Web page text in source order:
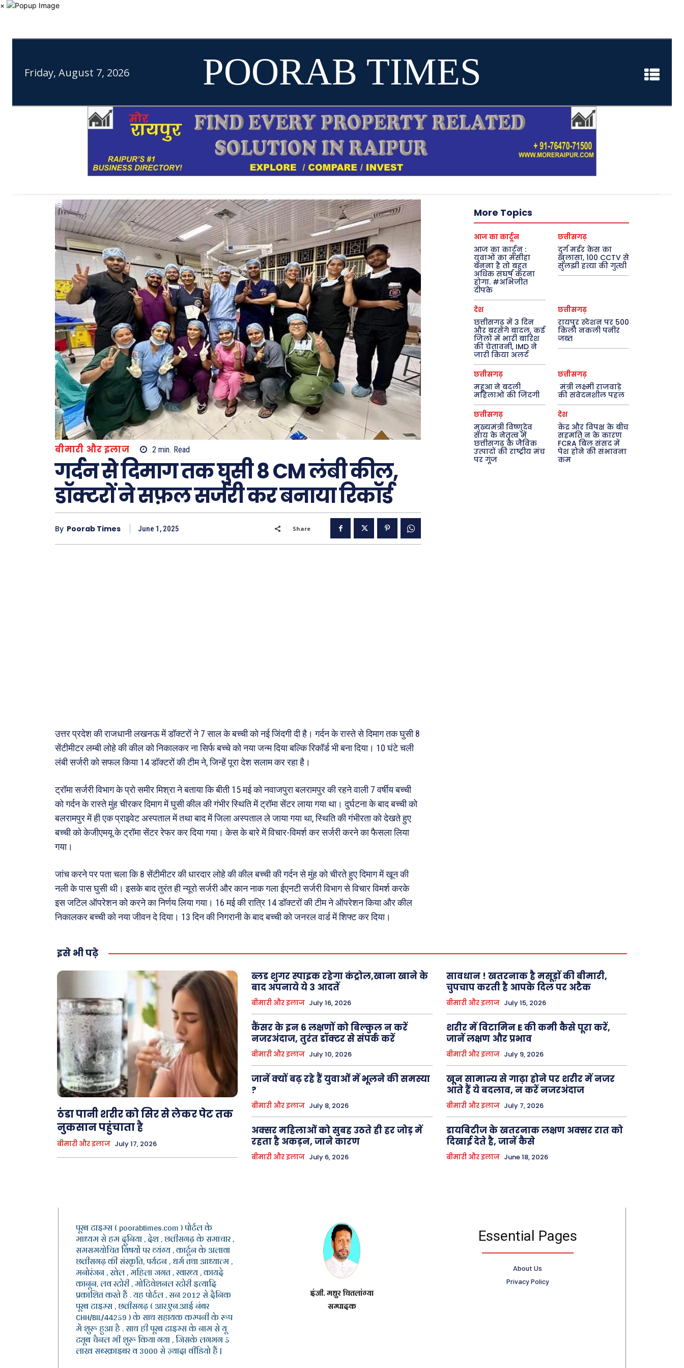
Type here...
अजब-ग़ज़ब
पर्यटन
Tech
Laptops
Mobiles
कैरियर और शिक्षा
Finance
महिला जगत
Privacy Policy
×
Friday, August 7, 2026 POORAB TIMES
बीमारी और इलाज 2 min. Read
गर्दन से दिमाग तक घुसी 8 CM लंबी कील,
डॉक्टरों ने सफ़ल सर्जरी कर बनाया रिकॉर्ड
By Poorab Times June 1, 2025 Share
उत्तर प्रदेश की राजधानी लखनऊ में डॉक्टरों ने 7 साल के बच्ची को नई जिंदगी दी है। गर्दन के रास्ते से दिमाग तक घुसी 8
सेंटीमीटर लम्बी लोहे की कील को निकालकर ना सिर्फ बच्चे को नया जन्म दिया बल्कि रिकॉर्ड भी बना दिया। 10 घंटे चली
लंबी सर्जरी को सफल किया 14 डॉक्टरों की टीम ने, जिन्हें पूरा देश सलाम कर रहा है।
ट्रॉमा सर्जरी विभाग के प्रो समीर मिश्रा ने बताया कि बीती 15 मई को नवाजपुरा बलरामपुर की रहने वाली 7 वर्षीय बच्ची
को गर्दन के रास्ते मुंह चीरकर दिमाग में घुसी कील की गंभीर स्थिति में ट्रॉमा सेंटर लाया गया था। दुर्घटना के बाद बच्ची को
बलरामपुर में ही एक प्राइवेट अस्पताल में तथा बाद में जिला अस्पताल ले जाया गया था, स्थिति की गंभीरता को देखते हुए
बच्ची को केजीएमयू के ट्रॉमा सेंटर रेफर कर दिया गया। केस के बारे में विचार-विमर्श कर सर्जरी करने का फैसला लिया
गया।
जांच करने पर पता चला कि 8 सेंटीमीटर की धारदार लोहे की कील बच्ची की गर्दन से मुंह को चीरते हुए दिमाग में खून की
नली के पास घुसी थी। इसके बाद तुरंत ही न्यूरो सर्जरी और कान नाक गला ईएनटी सर्जरी विभाग से विचार विमर्श करके
इस जटिल ऑपरेशन को करने का निर्णय लिया गया। 16 मई की रात्रि 14 डॉक्टरों की टीम ने ऑपरेशन किया और कील
निकालकर बच्ची को नया जीवन दे दिया। 13 दिन की निगरानी के बाद बच्ची को जनरल वार्ड में शिफ्ट कर दिया।
More Topics
आज का कार्टून
आज का कार्टून :
युवाओं का मसीहा
बनना है तो बहुत
अधिक संघर्ष करना
होगा. #अभिजीत
दीपके
छत्तीसगढ़
दुर्ग मर्डर केस का
खुलासा, 100 CCTV से
सुलझी हत्या की गुत्थी
देश
छत्तीसगढ़ में 3 दिन
और बरसेंगे बादल, कई
जिलों में भारी बारिश
की चेतावनी, IMD ने
जारी किया अलर्ट
छत्तीसगढ़
रायपुर स्टेशन पर 500
किलो नकली पनीर
जब्त
छत्तीसगढ़
महुआ ने बदली
महिलाओं की जिंदगी
छत्तीसगढ़
मंत्री लक्ष्मी राजवाड़े
की संवेदनशील पहल
छत्तीसगढ़
मुख्यमंत्री विष्णुदेव
साय के नेतृत्व में
छत्तीसगढ़ के जैविक
उत्पादों की राष्ट्रीय मंच
पर गूंज
देश
केंद्र और विपक्ष के बीच
सहमति न के कारण
FCRA बिल संसद में
पेश होने की संभावना
कम
इसे भी पढ़े
ठंडा पानी शरीर को सिर से लेकर पेट तक
नुकसान पहुंचाता है
बीमारी और इलाज July 17, 2026
ब्लड शुगर स्पाइक रहेगा कंट्रोल,खाना खाने के
बाद अपनाये ये 3 आदतें
बीमारी और इलाज July 16, 2026
सावधान ! खतरनाक है मसूड़ाें की बीमारी,
चुपचाप करती है आपके दिल पर अटैक
बीमारी और इलाज July 15, 2026
कैंसर के इन 6 लक्षणों को बिल्कुल न करें
नजरअंदाज, तुरंत डॉक्टर से संपर्क करें
बीमारी और इलाज July 10, 2026
शरीर में विटामिन E की कमी कैसे पूरा करें,
जानें लक्षण और प्रभाव
बीमारी और इलाज July 9, 2026
जानें क्यों बढ़ रहे हैं युवाओं में भूलने की समस्या
?
बीमारी और इलाज July 8, 2026
खून सामान्य से गाढ़ा होने पर शरीर में नजर
आते हैं ये बदलाव, न करें नजरअंदाज
बीमारी और इलाज July 7, 2026
अक्सर महिलाओं को सुबह उठते ही हर जोड़ में
रहता है अकड़न, जाने कारण
बीमारी और इलाज July 6, 2026
डायबिटीज के खतरनाक लक्षण अक्सर रात को
दिखाई देते है, जानें कैसे
बीमारी और इलाज June 18, 2026
पूरब टाइम्स ( poorabtimes.com ) पोर्टल के
माध्यम से हम दुनिया , देश , छत्तीसगढ़ के समाचार ,
समसमयोचित विषयों पर व्यंग्य , कार्टून के अलावा
छत्तीसगढ़ की संस्कृति, पर्यटन , धर्म तथा आध्यात्म ,
मनोरंजन , खेल , महिला जगत , स्वास्थ्य , कायदे
कानून, लव स्टोरी , मोटिवेशनल स्टोरी इत्यादि
प्रकाशित करते हैं . यह पोर्टल , सन 2012 से दैनिक
पूरब टाइम्स , छत्तीसगढ़ ( आर.एन.आई नंबर
CHH/BIL/44259 ) के साथ सहायक कम्पनी के रूप
में शुरू हुआ है . साथ ही पूरब टाइम्स के नाम से यू
ट्यूब चैनल भी शुरू किया गया , जिसके लगभग 5
लाख सब्स्क्राइबर व 3000 से ज़्यादा वीडियो हैं |
इंजी. मधुर चितलांग्या
सम्पादक
Essential Pages
About Us
Privacy Policy